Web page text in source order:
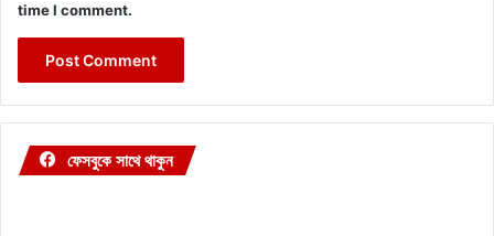
time I comment.
ফেসবুকে সাথে থাকুন